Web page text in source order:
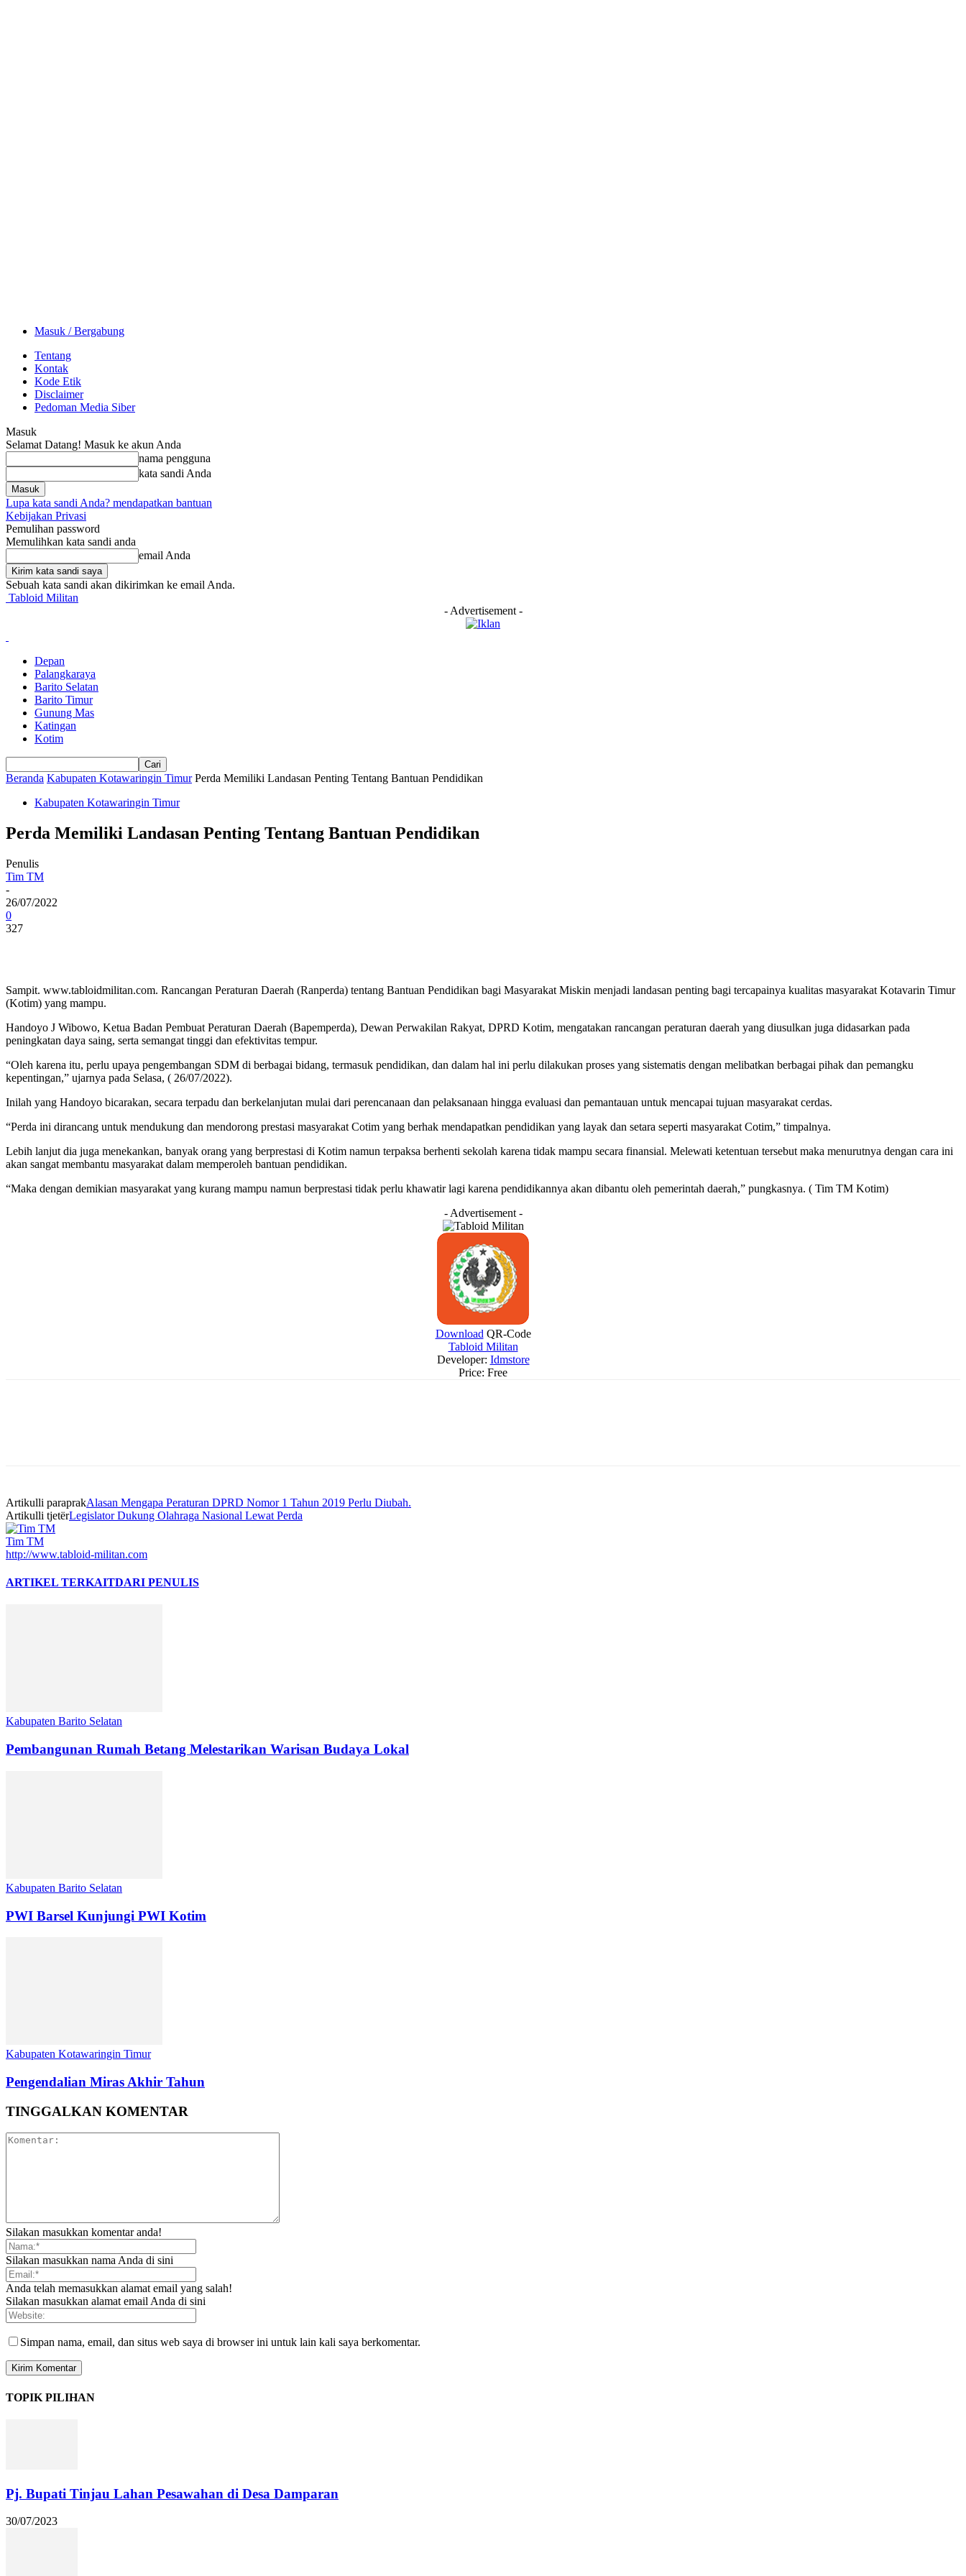
Masuk / Bergabung
Tentang
Kontak
Kode Etik
Disclaimer
Pedoman Media Siber
Masuk
Selamat Datang! Masuk ke akun Anda
nama pengguna
kata sandi Anda
Lupa kata sandi Anda? mendapatkan bantuan
Kebijakan Privasi
Pemulihan password
Memulihkan kata sandi anda
email Anda
Sebuah kata sandi akan dikirimkan ke email Anda.
Tabloid Militan
- Advertisement -
Depan
Palangkaraya
Barito Selatan
Barito Timur
Gunung Mas
Katingan
Kotim
Beranda Kabupaten Kotawaringin Timur Perda Memiliki Landasan Penting Tentang Bantuan Pendidikan
Kabupaten Kotawaringin Timur
Perda Memiliki Landasan Penting Tentang Bantuan Pendidikan
Penulis
Tim TM
-
26/07/2022
0
327
Sampit. www.tabloidmilitan.com. Rancangan Peraturan Daerah (Ranperda) tentang Bantuan Pendidikan bagi Masyarakat Miskin menjadi landasan penting bagi tercapainya kualitas masyarakat Kotavarin Timur
(Kotim) yang mampu.
Handoyo J Wibowo, Ketua Badan Pembuat Peraturan Daerah (Bapemperda), Dewan Perwakilan Rakyat, DPRD Kotim, mengatakan rancangan peraturan daerah yang diusulkan juga didasarkan pada
peningkatan daya saing, serta semangat tinggi dan efektivitas tempur.
“Oleh karena itu, perlu upaya pengembangan SDM di berbagai bidang, termasuk pendidikan, dan dalam hal ini perlu dilakukan proses yang sistematis dengan melibatkan berbagai pihak dan pemangku
kepentingan,” ujarnya pada Selasa, ( 26/07/2022).
Inilah yang Handoyo bicarakan, secara terpadu dan berkelanjutan mulai dari perencanaan dan pelaksanaan hingga evaluasi dan pemantauan untuk mencapai tujuan masyarakat cerdas.
“Perda ini dirancang untuk mendukung dan mendorong prestasi masyarakat Cotim yang berhak mendapatkan pendidikan yang layak dan setara seperti masyarakat Cotim,” timpalnya.
Lebih lanjut dia juga menekankan, banyak orang yang berprestasi di Kotim namun terpaksa berhenti sekolah karena tidak mampu secara finansial. Melewati ketentuan tersebut maka menurutnya dengan cara ini
akan sangat membantu masyarakat dalam memperoleh bantuan pendidikan.
“Maka dengan demikian masyarakat yang kurang mampu namun berprestasi tidak perlu khawatir lagi karena pendidikannya akan dibantu oleh pemerintah daerah,” pungkasnya. ( Tim TM Kotim)
- Advertisement -
Download QR-Code
Tabloid Militan
Developer: Idmstore
Price: Free
Artikulli paraprakAlasan Mengapa Peraturan DPRD Nomor 1 Tahun 2019 Perlu Diubah.
Artikulli tjetërLegislator Dukung Olahraga Nasional Lewat Perda
Tim TM
http://www.tabloid-militan.com
ARTIKEL TERKAITDARI PENULIS
Kabupaten Barito Selatan
Pembangunan Rumah Betang Melestarikan Warisan Budaya Lokal
Kabupaten Barito Selatan
PWI Barsel Kunjungi PWI Kotim
Kabupaten Kotawaringin Timur
Pengendalian Miras Akhir Tahun
TINGGALKAN KOMENTAR
Silakan masukkan komentar anda!
Silakan masukkan nama Anda di sini
Anda telah memasukkan alamat email yang salah!
Silakan masukkan alamat email Anda di sini
Simpan nama, email, dan situs web saya di browser ini untuk lain kali saya berkomentar.
TOPIK PILIHAN
Pj. Bupati Tinjau Lahan Pesawahan di Desa Damparan
30/07/2023